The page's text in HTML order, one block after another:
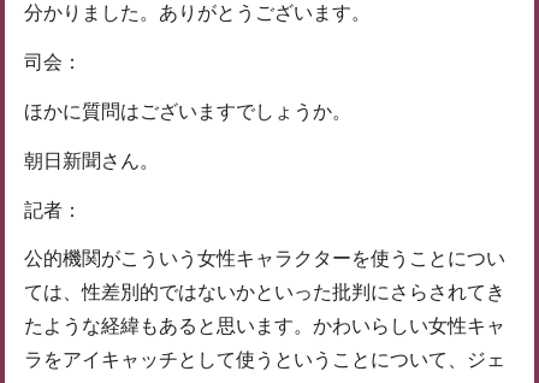
分かりました。ありがとうございます。
司会：
ほかに質問はございますでしょうか。
朝日新聞さん。
記者：
公的機関がこういう女性キャラクターを使うことについ
ては、性差別的ではないかといった批判にさらされてき
たような経緯もあると思います。かわいらしい女性キャ
ラをアイキャッチとして使うということについて、ジェ